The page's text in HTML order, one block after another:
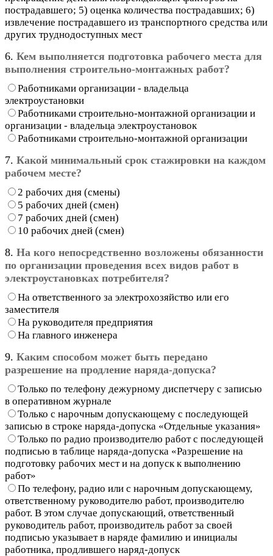
пострадавшего; 5) оценка количества пострадавших; 6)
извлечение пострадавшего из транспортного средства или
других труднодоступных мест
6. Кем выполняется подготовка рабочего места для
выполнения строительно-монтажных работ?
Работниками организации - владельца
электроустановки
Работниками строительно-монтажной организации и
организации - владельца электроустановок
Работниками строительно-монтажной организации
7. Какой минимальный срок стажировки на каждом
рабочем месте?
2 рабочих дня (смены)
5 рабочих дней (смен)
7 рабочих дней (смен)
10 рабочих дней (смен)
8. На кого непосредственно возложены обязанности
по организации проведения всех видов работ в
электроустановках потребителя?
На ответственного за электрохозяйство или его
заместителя
На руководителя предприятия
На главного инженера
9. Каким способом может быть передано
разрешение на продление наряда-допуска?
Только по телефону дежурному диспетчеру с записью
в оперативном журнале
Только с нарочным допускающему с последующей
записью в строке наряда-допуска «Отдельные указания»
Только по радио производителю работ с последующей
подписью в таблице наряда-допуска «Разрешение на
подготовку рабочих мест и на допуск к выполнению
работ»
По телефону, радио или с нарочным допускающему,
ответственному руководителю работ, производителю
работ. В этом случае допускающий, ответственный
руководитель работ, производитель работ за своей
подписью указывает в наряде фамилию и инициалы
работника, продлившего наряд-допуск